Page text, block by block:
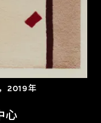
2019年
心
世纪视觉